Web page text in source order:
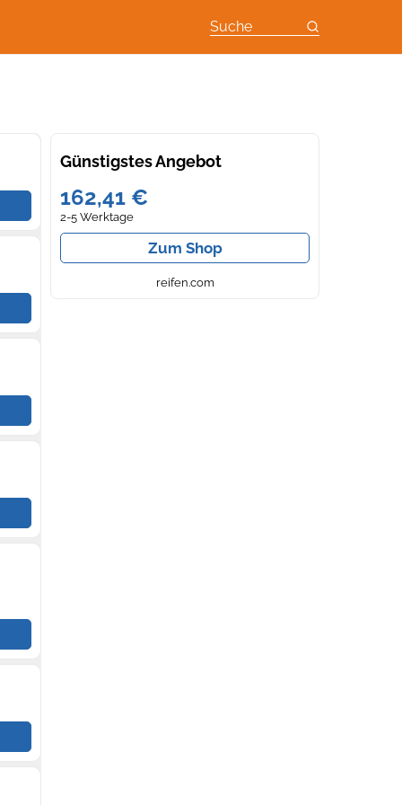
Suche
Günstigstes Angebot
162,41 €
2-5 Werktage
Zum Shop
reifen.com